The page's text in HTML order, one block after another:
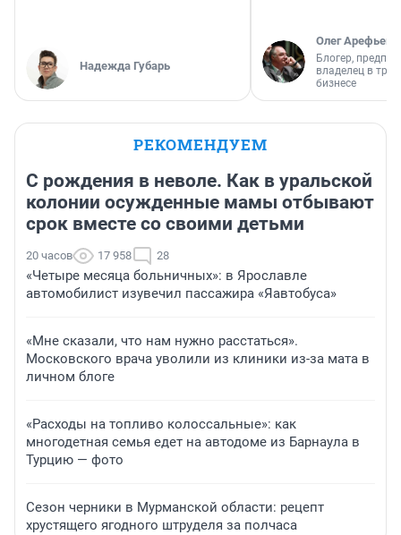
Надежда Губарь
Олег Арефьев
Блогер,
владелец в
бизнесе
РЕКОМЕНДУЕМ
С рождения в неволе. Как в уральской
колонии осужденные мамы отбывают
срок вместе со своими детьми
20 часов 17 958 28
«Четыре месяца больничных»: в Ярославле
автомобилист изувечил пассажира «Яавтобуса»
«Мне сказали, что нам нужно расстаться».
Московского врача уволили из клиники из-за мата в
личном блоге
«Расходы на топливо колоссальные»: как
многодетная семья едет на автодоме из Барнаула в
Турцию — фото
Сезон черники в Мурманской области: рецепт
хрустящего ягодного штруделя за полчаса